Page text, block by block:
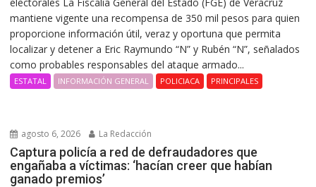
mantiene vigente una recompensa de 350 mil pesos para quien
proporcione información útil, veraz y oportuna que permita
localizar y detener a Eric Raymundo “N” y Rubén “N”, señalados
como probables responsables del ataque armado...
ESTATAL INFORMACIÓN GENERAL POLICIACA PRINCIPALES
agosto 6, 2026 La Redacción
Captura policía a red de defraudadores que
engañaba a víctimas: ‘hacían creer que habían
ganado premios’